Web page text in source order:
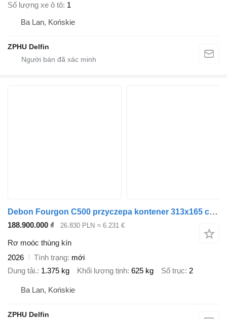
Số lượng xe ô tô 1
Ba Lan, Końskie
ZPHU Delfin
Debon Fourgon C500 przyczepa kontener 313x165 cm 2000 kg DMC Cheval
188.900.000 ₫ 26.830 PLN ≈ 6.231 €
Rơ moóc thùng kín
2026
Tình trạng mới
Dung tải. 1.375 kg Khối lượng tịnh 625 kg Số trục 2
Ba Lan, Końskie
ZPHU Delfin